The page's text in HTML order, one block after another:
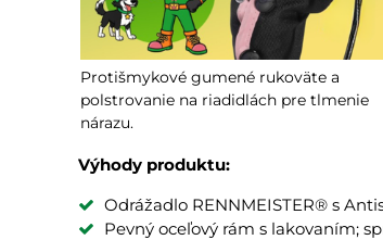
Protišmykové gumené rukoväte a
polstrovanie na riadidlách pre tlmenie
nárazu.
Výhody produktu:
Odrážadlo RENNMEISTER® s
Pevný oceľový rám s lakovaním;